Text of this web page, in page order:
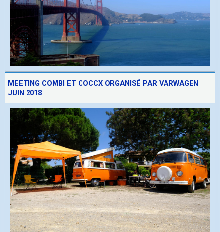
MEETING COMBI ET COCCX ORGANISÉ PAR VARWAGEN
JUIN 2018